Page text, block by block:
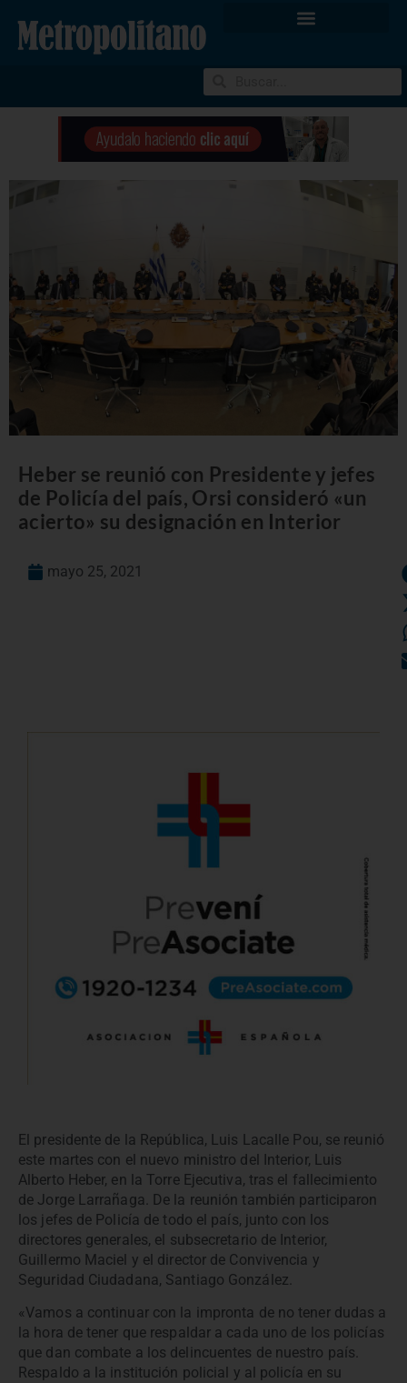
Heber se reunió con Presidente y jefes
de Policía del país, Orsi consideró «un
acierto» su designación en Interior
mayo 25, 2021
El presidente de la República, Luis Lacalle Pou, se reunió
este martes con el nuevo ministro del Interior, Luis
Alberto Heber, en la Torre Ejecutiva, tras el fallecimiento
de Jorge Larrañaga. De la reunión también participaron
los jefes de Policía de todo el país, junto con los
directores generales, el subsecretario de Interior,
Guillermo Maciel y el director de Convivencia y
Seguridad Ciudadana, Santiago González.
«Vamos a continuar con la impronta de no tener dudas a
la hora de tener que respaldar a cada uno de los policías
que dan combate a los delincuentes de nuestro país.
Respaldo a la institución policial y al policía en su